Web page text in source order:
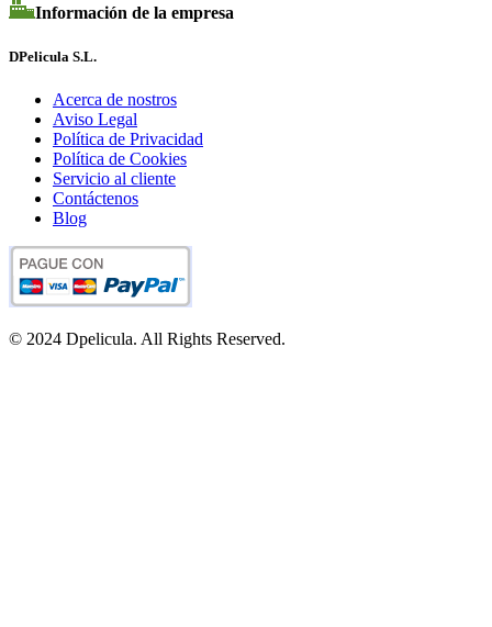
Información de la empresa
DPelicula S.L.
Acerca de nostros
Aviso Legal
Política de Privacidad
Política de Cookies
Servicio al cliente
Contáctenos
Blog
© 2024 Dpelicula. All Rights Reserved.